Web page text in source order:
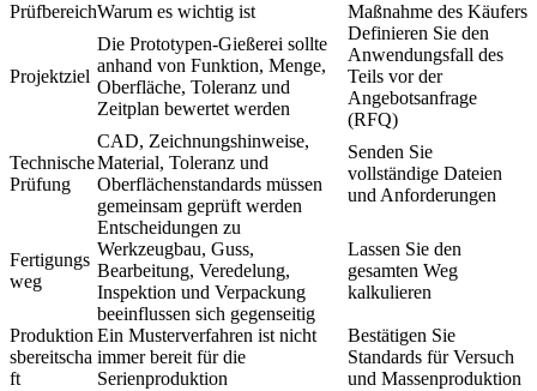
PrüfbereichWarum es wichtig ist Maßnahme des Käufers
Projektziel
Die Prototypen-Gießerei sollte
anhand von Funktion, Menge,
Oberfläche, Toleranz und
Zeitplan bewertet werden
Definieren Sie den
Anwendungsfall des
Teils vor der
Angebotsanfrage
(RFQ)
Technische
Prüfung
CAD, Zeichnungshinweise,
Material, Toleranz und
Oberflächenstandards müssen
gemeinsam geprüft werden
Senden Sie
vollständige Dateien
und Anforderungen
Fertigungs
weg
Entscheidungen zu
Werkzeugbau, Guss,
Bearbeitung, Veredelung,
Inspektion und Verpackung
beeinflussen sich gegenseitig
Lassen Sie den
gesamten Weg
kalkulieren
Produktion
sbereitscha
ft
Ein Musterverfahren ist nicht
immer bereit für die
Serienproduktion
Bestätigen Sie
Standards für Versuch
und Massenproduktion